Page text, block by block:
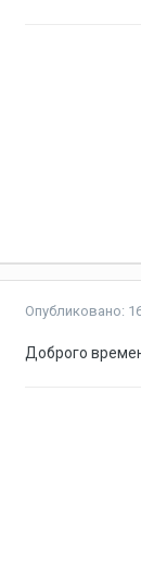
Опубликовано:
Доброго